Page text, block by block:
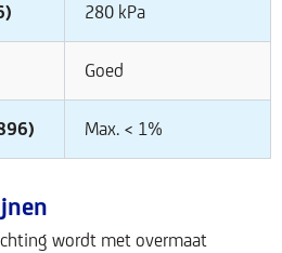
280 kPa
Goed
Max. < 1%
wordt met overmaat